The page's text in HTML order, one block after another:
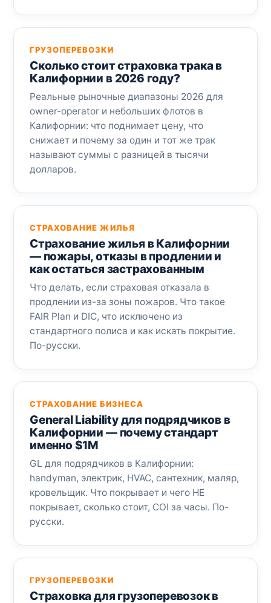
ГРУЗОПЕРЕВОЗКИ
Сколько стоит страховка трака в
Калифорнии в 2026 году?
Реальные рыночные диапазоны 2026 для
owner-operator и небольших флотов в
Калифорнии: что поднимает цену, что
снижает и почему за один и тот же трак
называют суммы с разницей в тысячи
долларов.
СТРАХОВАНИЕ ЖИЛЬЯ
Страхование жилья в Калифорнии
— пожары, отказы в продлении и
как остаться застрахованным
Что делать, если страховая отказала в
продлении из-за зоны пожаров. Что такое
FAIR Plan и DIC, что исключено из
стандартного полиса и как искать покрытие.
По-русски.
СТРАХОВАНИЕ БИЗНЕСА
General Liability для подрядчиков в
Калифорнии — почему стандарт
именно $1M
GL для подрядчиков в Калифорнии:
handyman, электрик, HVAC, сантехник, маляр,
кровельщик. Что покрывает и чего НЕ
покрывает, сколько стоит, COI за часы. По-
русски.
ГРУЗОПЕРЕВОЗКИ
Страховка для грузоперевозок в